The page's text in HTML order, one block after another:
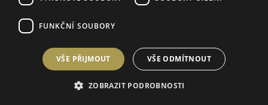
Kurdějov 1
FUNKČNÍ SOUBORY
VŠE PŘIJMOUT VŠE ODMÍTNOUT
ZOBRAZIT PODROBNOSTI